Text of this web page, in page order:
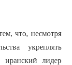
что, несмотря
укреплять
иранский лидер